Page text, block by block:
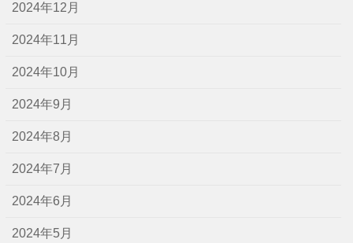
2024年12月
2024年11月
2024年10月
2024年9月
2024年8月
2024年7月
2024年6月
2024年5月